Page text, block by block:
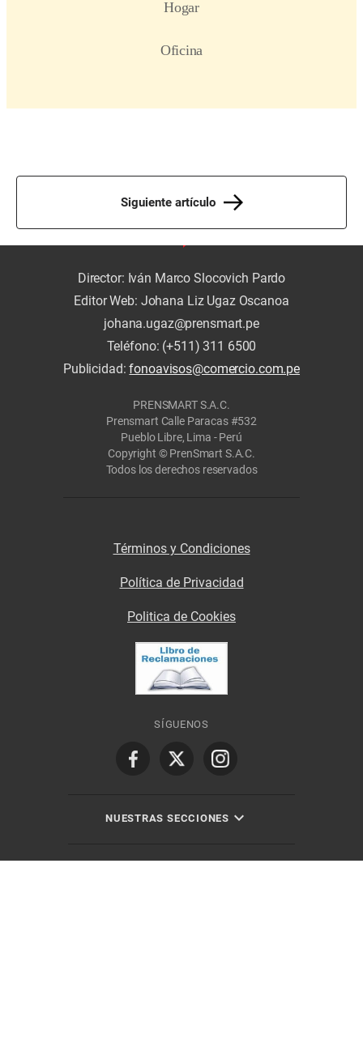
Siguiente artículo
Director: Iván Marco Slocovich Pardo
Editor Web: Johana Liz Ugaz Oscanoa
johana.ugaz@prensmart.pe
Teléfono: (+511) 311 6500
Publicidad:fonoavisos@comercio.com.pe
PRENSMART S.A.C.
Prensmart Calle Paracas #532
Pueblo Libre, Lima - Perú
Copyright © PrenSmart S.A.C.
Todos los derechos reservados
Términos y Condiciones
Política de Privacidad
Politica de Cookies
SÍGUENOS
NUESTRAS SECCIONES